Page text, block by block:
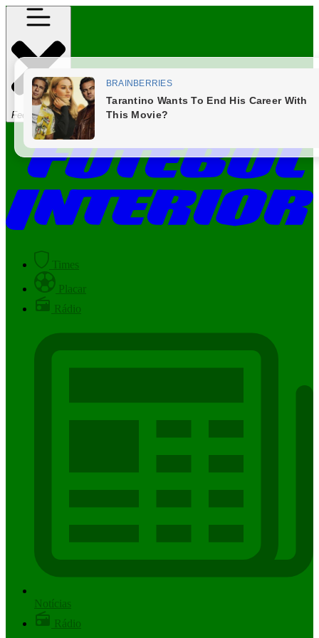
Fechar Menu
Times
Placar
Rádio
Notícias
Rádio